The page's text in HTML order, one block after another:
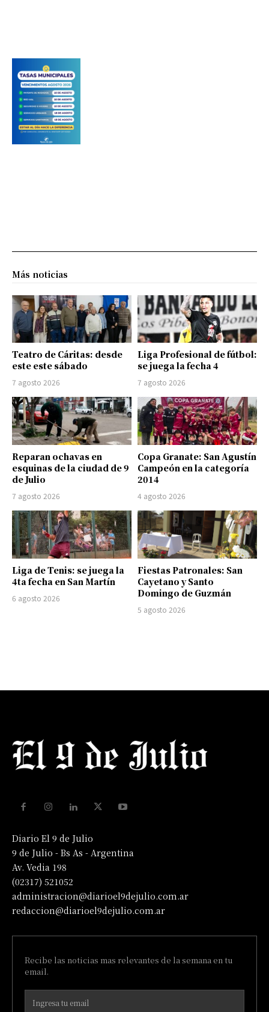
Más noticias
Teatro de Cáritas: desde
este este sábado
7 agosto 2026
Liga Profesional de fútbol:
se juega la fecha 4
7 agosto 2026
Reparan ochavas en
esquinas de la ciudad de 9
de Julio
7 agosto 2026
Copa Granate: San Agustín
Campeón en la categoría
2014
4 agosto 2026
Liga de Tenis: se juega la
4ta fecha en San Martín
6 agosto 2026
Fiestas Patronales: San
Cayetano y Santo
Domingo de Guzmán
5 agosto 2026
Diario El 9 de Julio
9 de Julio - Bs As - Argentina
Av. Vedia 198
(02317) 521052
administracion@diarioel9dejulio.com.ar
redaccion@diarioel9dejulio.com.ar
Recibe las noticias mas relevantes de la semana en tu
email.